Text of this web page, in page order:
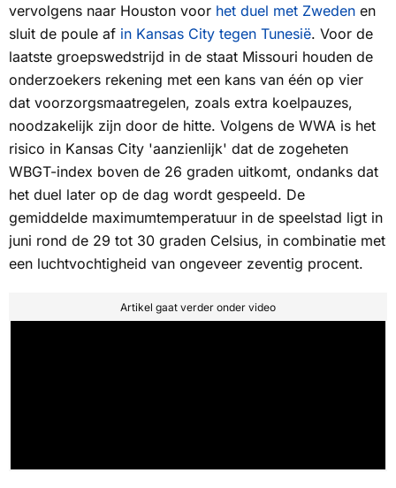
vervolgens naar Houston voor het duel met Zweden en
sluit de poule af in Kansas City tegen Tunesië. Voor de
laatste groepswedstrijd in de staat Missouri houden de
onderzoekers rekening met een kans van één op vier
dat voorzorgsmaatregelen, zoals extra koelpauzes,
noodzakelijk zijn door de hitte. Volgens de WWA is het
risico in Kansas City 'aanzienlijk' dat de zogeheten
WBGT-index boven de 26 graden uitkomt, ondanks dat
het duel later op de dag wordt gespeeld. De
gemiddelde maximumtemperatuur in de speelstad ligt in
juni rond de 29 tot 30 graden Celsius, in combinatie met
een luchtvochtigheid van ongeveer zeventig procent.
Artikel gaat verder onder video